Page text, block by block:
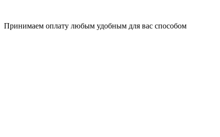
Принимаем оплату любым удобным для вас способом